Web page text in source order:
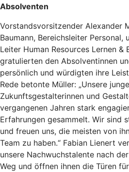
Absolventen
Vorstandsvorsitzender Alexander
Baumann, Bereichsleiter Personal,
Leiter Human Resources Lernen &
gratulierten den Absolventinnen
persönlich und würdigten ihre
Rede betonte Müller: „Unsere
Zukunftsgestalterinnen und
vergangenen Jahren stark
Erfahrungen gesammelt. Wir sind
und freuen uns, die meisten von
Team zu haben.“ Fabian Lienert
unsere Nachwuchstalente nach
Weg und öffnen ihnen die Türen